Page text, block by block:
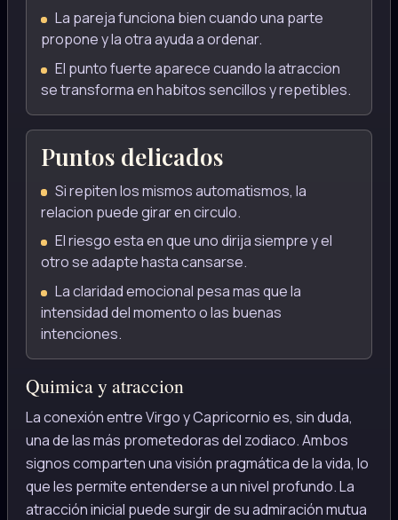
La pareja funciona bien cuando una parte
propone y la otra ayuda a ordenar.
El punto fuerte aparece cuando la atraccion
se transforma en habitos sencillos y repetibles.
Puntos delicados
Si repiten los mismos automatismos, la
relacion puede girar en circulo.
El riesgo esta en que uno dirija siempre y el
otro se adapte hasta cansarse.
La claridad emocional pesa mas que la
intensidad del momento o las buenas
intenciones.
Quimica y atraccion
La conexión entre Virgo y Capricornio es, sin duda,
una de las más prometedoras del zodiaco. Ambos
signos comparten una visión pragmática de la vida, lo
que les permite entenderse a un nivel profundo. La
atracción inicial puede surgir de su admiración mutua